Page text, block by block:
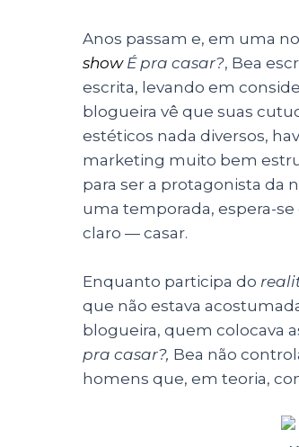
Anos passam e, em uma
showÉ pra casar?, Bea
escrita, levando em
blogueira vê que suas
estéticos nada diversos,
marketing muito bem
para ser a protagonista da
uma temporada, espera-
claro — casar.
Enquanto participa do
que não estava
blogueira, quem colocava
pra casar?, Bea não
homens que, em teoria,